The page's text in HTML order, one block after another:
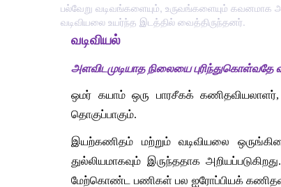
பல்வேறு வடிவங்களையும், உருவங்களையும் கவனமாக
வடிவியலை உயர்ந்த இடத்தில் வைத்திருந்தனர்.
வடிவியல்
அளவிடமுடியாத நிலையை புரிந்துகொள்வதே
ஒமர் கயாம் ஒரு பாரசீகக்
தொகுப்பாகும்.
இயற்கணிதம் மற்றும் வடிவியலை
துல்லியமாகவும் இருந்ததாக
மேற்கொண்ட பணிகள் பல ஐரோப்பியக்